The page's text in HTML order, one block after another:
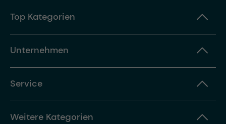
Top Kategorien
Unternehmen
Service
Weitere Kategorien